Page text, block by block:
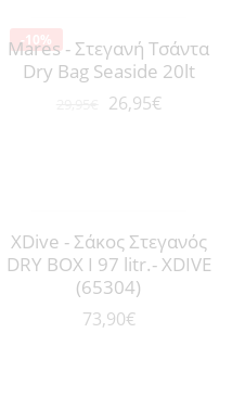
-10%
Mares - Στεγανή Τσάντα
Dry Bag Seaside 20lt
26,95€
XDive - Σάκος Στεγανός
DRY BOX I 97 litr.- XDIVE
(65304)
73,90€